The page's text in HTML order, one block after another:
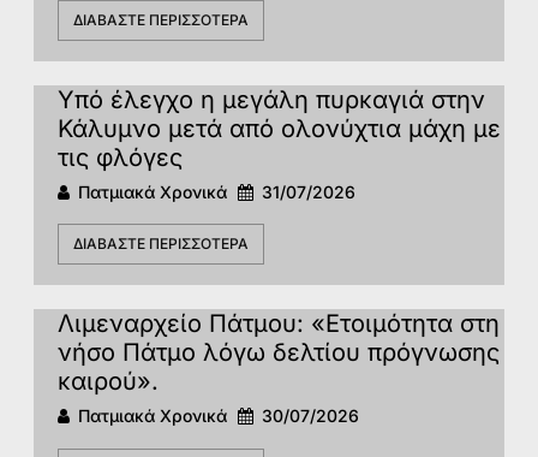
ΔΙΑΒΆΣΤΕ ΠΕΡΙΣΣΌΤΕΡΑ
Υπό έλεγχο η μεγάλη πυρκαγιά στην
Κάλυμνο μετά από ολονύχτια μάχη με
τις φλόγες
Πατμιακά Χρονικά 31/07/2026
ΔΙΑΒΆΣΤΕ ΠΕΡΙΣΣΌΤΕΡΑ
Λιμεναρχείο Πάτμου: «Ετοιμότητα στη
νήσο Πάτμο λόγω δελτίου πρόγνωσης
καιρού».
Πατμιακά Χρονικά 30/07/2026